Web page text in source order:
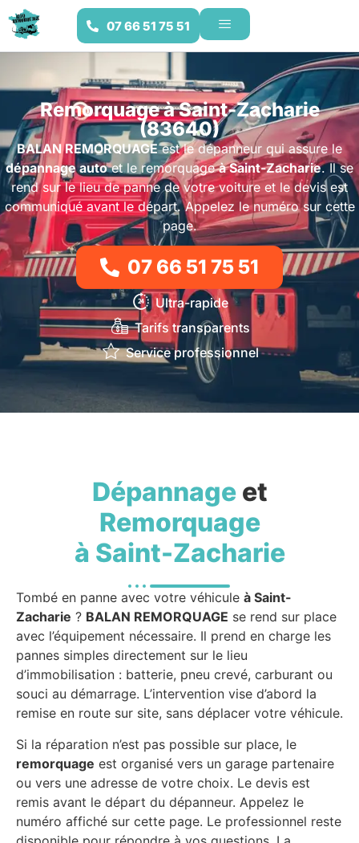
07 66 51 75 51
Remorquage à Saint-Zacharie
(83640)
BALAN REMORQUAGEest le dépanneur qui assure le
dépannage autoet le remorquageà Saint-Zacharie. Il se
rend sur le lieu de panne de votre voiture et le devis est
communiqué avant le départ. Appelez le numéro sur cette
page.
07 66 51 75 51
Ultra-rapide
Tarifs transparents
Service professionnel
Dépannageet
Remorquage
à Saint-Zacharie
Tombé en panne avec votre véhicule à Saint-
Zacharie ? BALAN REMORQUAGE se rend sur place
avec l’équipement nécessaire. Il prend en charge les
pannes simples directement sur le lieu
d’immobilisation : batterie, pneu crevé, carburant ou
souci au démarrage. L’intervention vise d’abord la
remise en route sur site, sans déplacer votre véhicule.
Si la réparation n’est pas possible sur place, le
remorquage est organisé vers un garage partenaire
ou vers une adresse de votre choix. Le devis est
remis avant le départ du dépanneur. Appelez le
numéro affiché sur cette page. Le professionnel reste